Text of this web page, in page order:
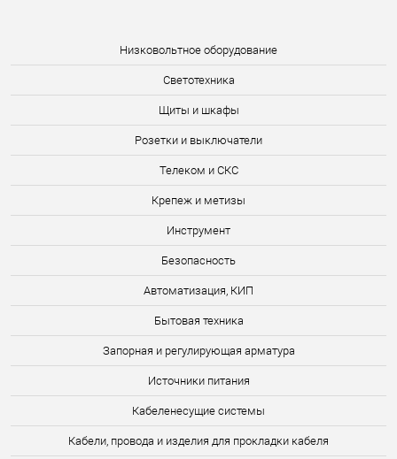
Низковольтное оборудование
Светотехника
Щиты и шкафы
Розетки и выключатели
Телеком и СКС
Крепеж и метизы
Инструмент
Безопасность
Автоматизация, КИП
Бытовая техника
Запорная и регулирующая арматура
Источники питания
Кабеленесущие системы
Кабели, провода и изделия для прокладки кабеля